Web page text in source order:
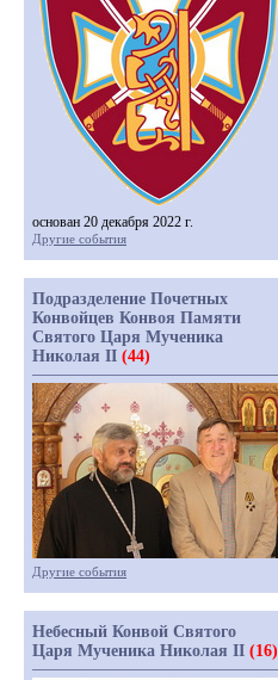
основан 20 декабря 2022 г.
Другие события
Подразделение Почетных
Конвойцев Конвоя Памяти
Святого Царя Мученика
Николая II (44)
Другие события
Небесный Конвой Святого
Царя Мученика Николая II (16)